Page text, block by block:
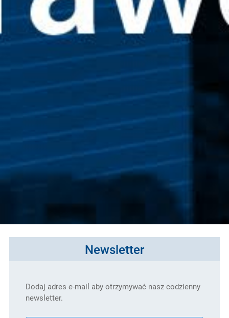
Newsletter
Dodaj adres e-mail aby otrzymywać nasz codzienny
newsletter.